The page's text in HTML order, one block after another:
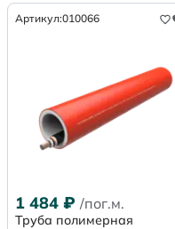
Артикул:010066
1 484 ₽ /пог.м.
Труба полимерная